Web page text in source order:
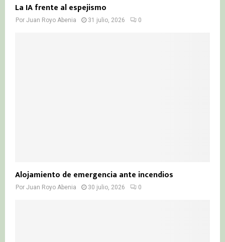
La IA frente al espejismo
Por Juan Royo Abenia 31 julio, 2026 0
Alojamiento de emergencia ante incendios
Por Juan Royo Abenia 30 julio, 2026 0